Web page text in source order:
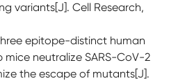
variants[J]. Cell Research,
epitope-distinct human
neutralize SARS-CoV-2
the escape of mutants[J].